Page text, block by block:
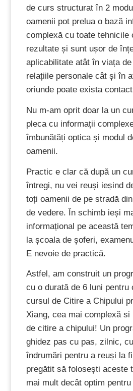
de curs structurat în 2
oamenii pot prelua o bază
complexă cu toate tehnicile
rezultate și sunt ușor de
aplicabilitate atât în viața
relațiile personale cât și în
oriunde poate exista
Nu m-am oprit doar la un
pleca cu informații
îmbunătăți optica și modul
oamenii.
Practic e clar că după un
întregi, nu vei reuși ieșind
toți oamenii de pe stradă
de vedere. În schimb ieși
informațional pe această
la școala de șoferi,
E nevoie de practică.
Astfel, am construit un
cu o durată de 6 luni pentru
cursul de Citire a Chipului
Xiang, cea mai complexă
de citire a chipului! Un
ghidez pas cu pas, zilnic,
îndrumări pentru a reuși la
pregătit să folosești aceste
mai mult decât optim